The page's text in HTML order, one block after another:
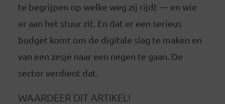
te begrijpen op welke weg zij rijdt — en wie
er aan het stuur zit. En dat er een serieus
budget komt om de digitale slag te maken en
van een zesje naar een negen te gaan. De
sector verdient dat.
WAARDEER DIT ARTIKEL!